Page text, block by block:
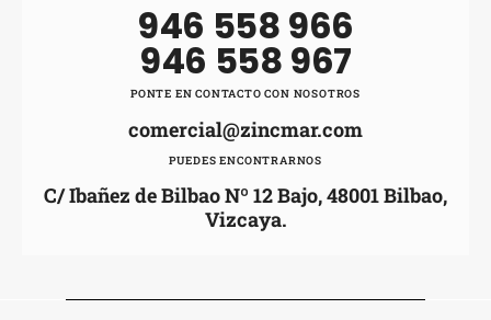
946 558 966
946 558 967
PONTE EN CONTACTO CON NOSOTROS
comercial@zincmar.com
PUEDES ENCONTRARNOS
C/ Ibañez de Bilbao Nº 12 Bajo, 48001 Bilbao,
Vizcaya.